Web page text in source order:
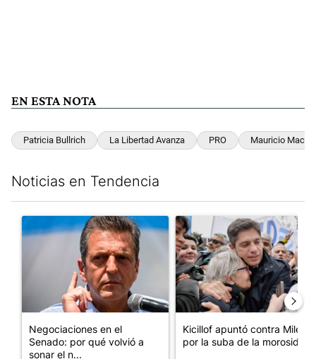
EN ESTA NOTA
Patricia Bullrich La Libertad Avanza PRO Mauricio Macri
Noticias en Tendencia
Un artículo de tendencia con el título "Negociaciones en el
Negociaciones en el
Senado: por qué volvió a
sonar el n...
Un artículo de tendencia con
Kicillof apuntó contra Milei
por la suba de la morosida...